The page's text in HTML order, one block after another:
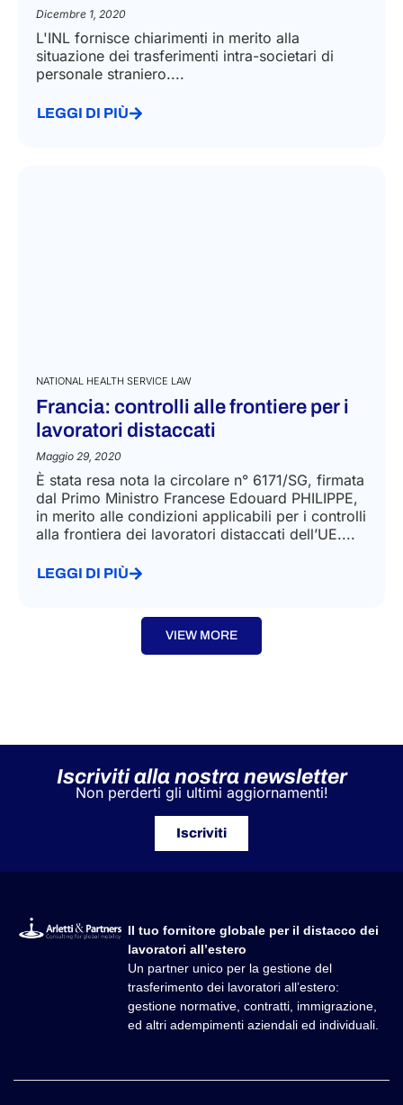
Dicembre 1, 2020
L'INL fornisce chiarimenti in merito alla
situazione dei trasferimenti intra-societari di
personale straniero....
LEGGI DI PIÙ
NATIONAL HEALTH SERVICE LAW
Francia: controlli alle frontiere per i
lavoratori distaccati
Maggio 29, 2020
È stata resa nota la circolare n° 6171/SG, firmata
dal Primo Ministro Francese Edouard PHILIPPE,
in merito alle condizioni applicabili per i controlli
alla frontiera dei lavoratori distaccati dell’UE....
LEGGI DI PIÙ
VIEW MORE
Iscriviti alla nostra newsletter
Non perderti gli ultimi aggiornamenti!
Iscriviti
Il tuo fornitore globale per il distacco dei
lavoratori all’estero
Un partner unico per la gestione del
trasferimento dei lavoratori all’estero:
gestione normative, contratti, immigrazione,
ed altri adempimenti aziendali ed individuali.